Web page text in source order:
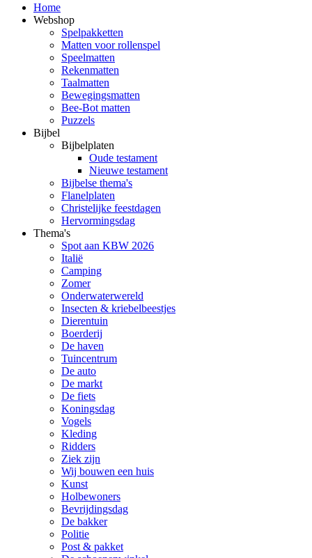
Home
Webshop
Spelpakketten
Matten voor rollenspel
Speelmatten
Rekenmatten
Taalmatten
Bewegingsmatten
Bee-Bot matten
Puzzels
Bijbel
Bijbelplaten
Oude testament
Nieuwe testament
Bijbelse thema's
Flanelplaten
Christelijke feestdagen
Hervormingsdag
Thema's
Spot aan KBW 2026
Italië
Camping
Zomer
Onderwaterwereld
Insecten & kriebelbeestjes
Dierentuin
Boerderij
De haven
Tuincentrum
De auto
De markt
De fiets
Koningsdag
Vogels
Kleding
Ridders
Ziek zijn
Wij bouwen een huis
Kunst
Holbewoners
Bevrijdingsdag
De bakker
Politie
Post & pakket